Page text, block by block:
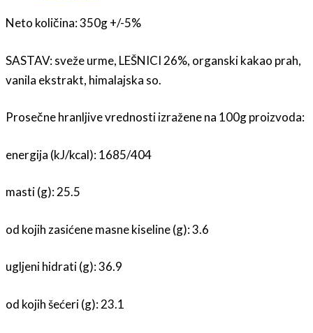
Neto količina: 350g +/-5%
SASTAV: sveže urme, LEŠNICI 26%, organski kakao prah,
vanila ekstrakt, himalajska so.
Prosečne hranljive vrednosti izražene na 100g proizvoda:
energija (kJ/kcal): 1685/404
masti (g): 25.5
od kojih zasićene masne kiseline (g): 3.6
ugljeni hidrati (g): 36.9
od kojih šećeri (g): 23.1